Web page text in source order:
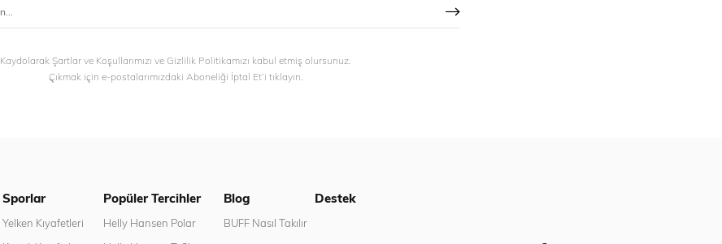
Kaydolarak Şartlar ve Koşullarımızı ve Gizlilik Politikamızı kabul etmiş olursunuz.
Çıkmak için e-postalarımızdaki Aboneliği İptal Et’i tıklayın.
Sporlar
Yelken Kıyafetleri
Popüler Tercihler
Helly Hansen Polar
Blog
BUFF Nasıl Takılır
Destek